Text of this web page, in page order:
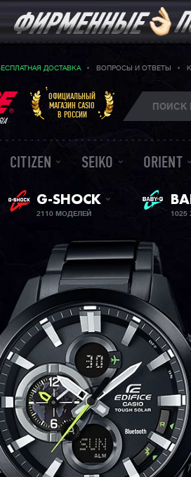
ДОСТАВКА ВОПРОСЫ И ОТВЕТЫ
ОФИЦИАЛЬНЫЙ
МАГАЗИН CASIO
В РОССИИ
CITIZEN SEIKO ORIENT
G-SHOCK
2110 МОДЕЛЕЙ